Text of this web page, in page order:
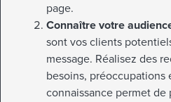
page.
Connaître votre
sont vos clients
message. Réalisez des
besoins,
connaissance permet de